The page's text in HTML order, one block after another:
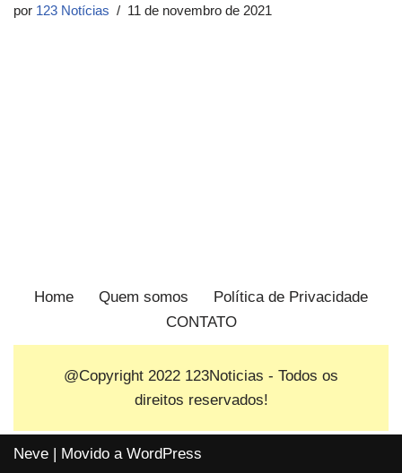
por 123 Notícias 11 de novembro de 2021
Home Quem somos
Política de Privacidade
CONTATO
@Copyright 2022 123Noticias - Todos os
direitos reservados!
Neve | Movido a WordPress